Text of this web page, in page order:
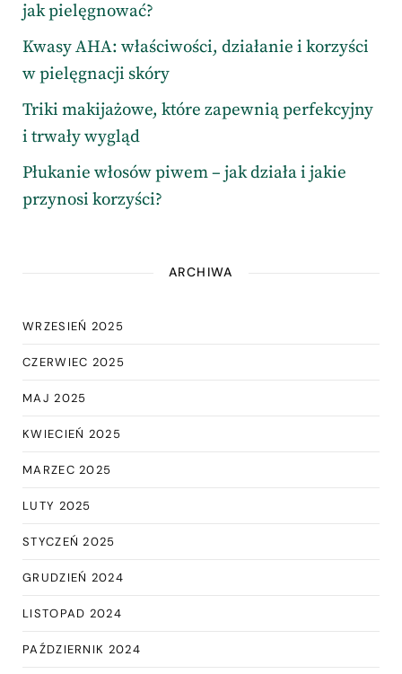
jak pielęgnować?
Kwasy AHA: właściwości, działanie i korzyści
w pielęgnacji skóry
Triki makijażowe, które zapewnią perfekcyjny
i trwały wygląd
Płukanie włosów piwem – jak działa i jakie
przynosi korzyści?
ARCHIWA
WRZESIEŃ 2025
CZERWIEC 2025
MAJ 2025
KWIECIEŃ 2025
MARZEC 2025
LUTY 2025
STYCZEŃ 2025
GRUDZIEŃ 2024
LISTOPAD 2024
PAŹDZIERNIK 2024